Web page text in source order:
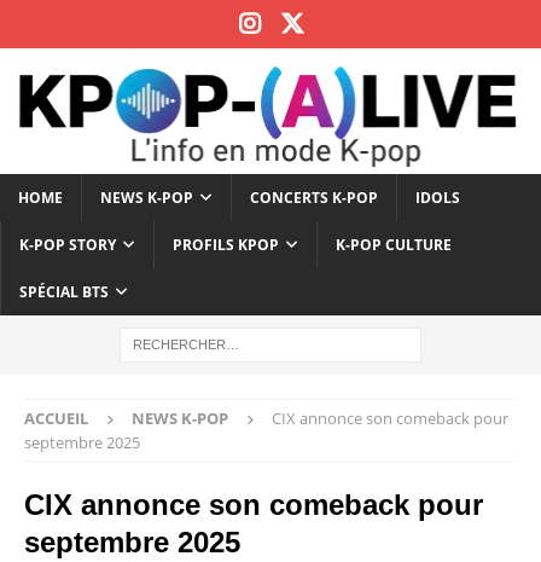
HOME NEWS K-POP CONCERTS K-POP IDOLS
K-POP STORY PROFILS KPOP K-POP CULTURE
SPÉCIAL BTS
ACCUEIL NEWS K-POP
CIX annonce son comeback pour
septembre 2025
CIX annonce son comeback pour
septembre 2025